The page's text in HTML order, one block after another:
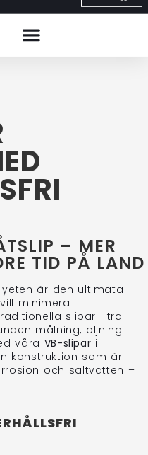
– MER
TID PÅ LAND
är den ultimata
minimera
slipar i trä
målning, oljning
våra VB-slipar i
konstruktion som är
och saltvatten –